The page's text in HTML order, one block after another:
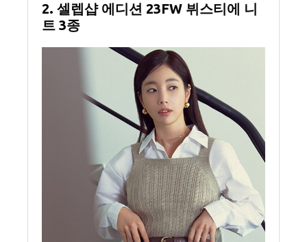
2. 셀렙샵 에디션 23FW 뷔스티에 니
트 3종